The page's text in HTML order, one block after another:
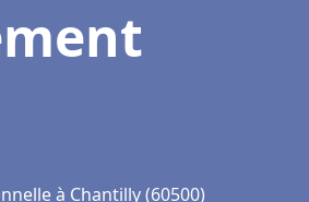
à Chantilly (60500)